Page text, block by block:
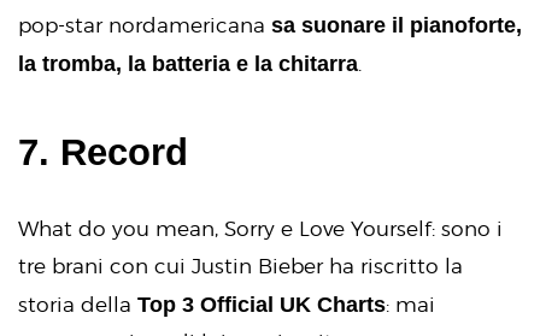
pop-star nordamericana sa suonare il pianoforte,
la tromba, la batteria e la chitarra
7. Record
What do you mean, Sorry e Love Yourself: sono i
tre brani con cui Justin Bieber ha riscritto la
storia della Top 3 Official UK Charts: mai